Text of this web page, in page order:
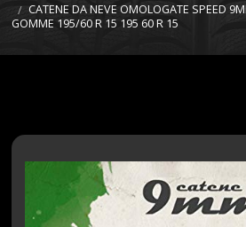
MISURE GOMME
CATENE DA NEVE OMOLOGATE SPEED
GOMME 195/60 R 15 195 60 R 15